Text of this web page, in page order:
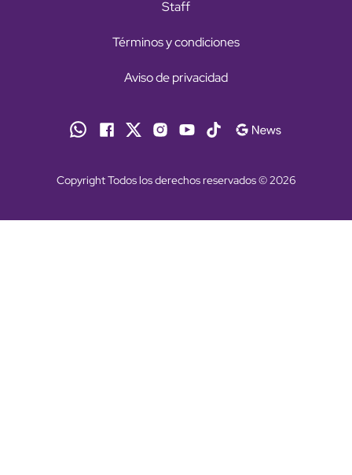
Staff
Términos y condiciones
Aviso de privacidad
Copyright Todos los derechos reservados © 2026